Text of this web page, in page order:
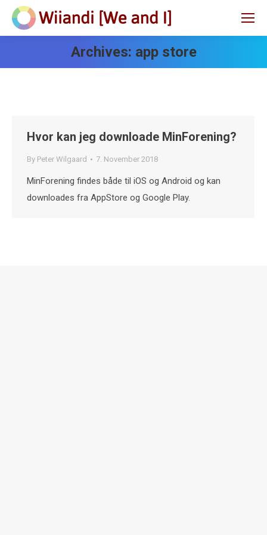
Archives: app store
Hvor kan jeg downloade MinForening?
By Peter Wilgaard 7. November 2018
MinForening findes både til iOS og Android og kan
downloades fra AppStore og Google Play.